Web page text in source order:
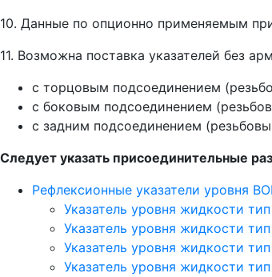
10. Данные по опционно применяемым
11. Возможна поставка указателей без
с торцовым подсоединением
с боковым подсоединением
с задним подсоединением
Следует указать присоединительные
Рефлексионные указатели уровня
Указатель уровня жидкости тип
Указатель уровня жидкости тип
Указатель уровня жидкости тип
Указатель уровня жидкости тип